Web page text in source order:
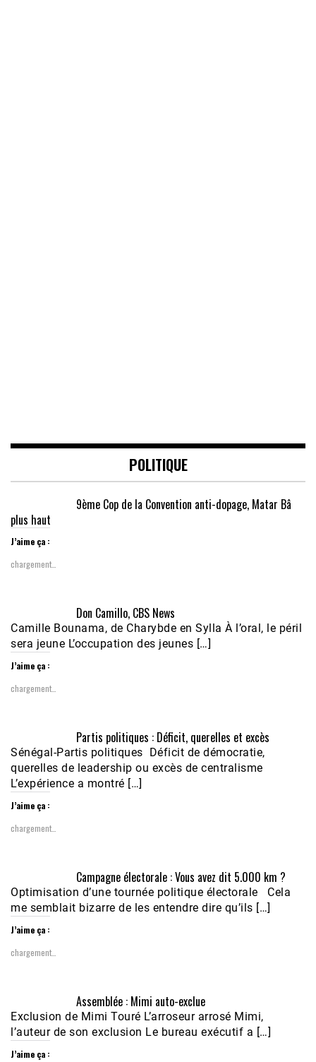
POLITIQUE
9ème Cop de la Convention anti-dopage, Matar Bâ
plus haut
J’aime ça :
chargement…
Don Camillo, CBS News
Camille Bounama, de Charybde en Sylla À l’oral, le péril
sera jeune L’occupation des jeunes […]
J’aime ça :
chargement…
Partis politiques : Déficit, querelles et excès
Sénégal-Partis politiques Déficit de démocratie,
querelles de leadership ou excès de centralisme
L’expérience a montré […]
J’aime ça :
chargement…
Campagne électorale : Vous avez dit 5.000 km ?
Optimisation d’une tournée politique électorale Cela
me semblait bizarre de les entendre dire qu’ils […]
J’aime ça :
chargement…
Assemblée : Mimi auto-exclue
Exclusion de Mimi Touré L’arroseur arrosé Mimi,
l’auteur de son exclusion Le bureau exécutif a […]
J’aime ça :